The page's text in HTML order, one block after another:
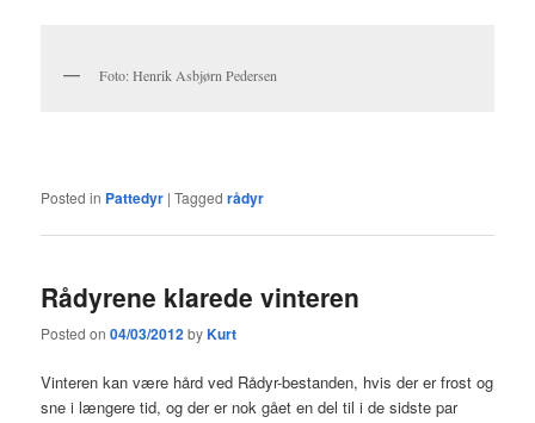
Foto: Henrik Asbjørn Pedersen
Posted in Pattedyr |Tagged rådyr
Rådyrene klarede vinteren
Posted on04/03/2012byKurt
Vinteren kan være hård ved Rådyr-bestanden, hvis der er frost og
sne i længere tid, og der er nok gået en del til i de sidste par